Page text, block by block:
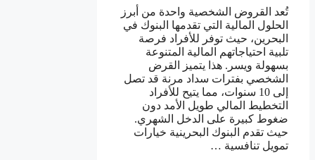
تُعد القروض الشخصية واحدة من أبرز
الحلول المالية التي تقدمها البنوك في
البحرين، حيث توفر للأفراد فرصة
تلبية احتياجاتهم المالية المتنوعة
بسهولة ويسر. هذا يتميز القرض
الشخصي بفترات سداد مرنة قد تصل
إلى 10 سنوات، مما يتيح للأفراد
التخطيط المالي طويل الأمد دون
ضغوط كبيرة على الدخل الشهري.
حيث تقدم البنوك البحرينية خيارات
تمويل تنافسية …